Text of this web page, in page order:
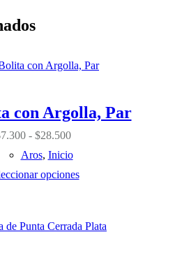
con Argolla, Par
7.300 - $28.500Rango
precios:
desde
Aros, Inicio
opciones
producto
variantes.
Las
opciones
se
pueden
en
producto
producto